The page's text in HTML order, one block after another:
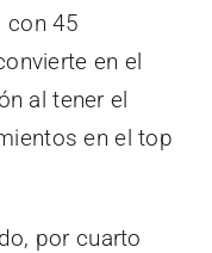
con 45
en el
al tener el
en el top
por cuarto